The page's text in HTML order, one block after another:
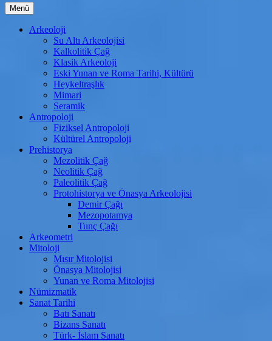
Menü İçeriğe
atla
Arkeoloji
Su Altı Arkeolojisi
Kalkolitik Çağ
Klasik Arkeoloji
Eski Yunan ve Roma Tarihi, Kültürü
Heykeltraşlık
Mimari
Seramik
Antropoloji
Fiziksel Antropoloji
Kültürel Antropoloji
Prehistorya
Mezolitik Çağ
Neolitik Çağ
Paleolitik Çağ
Protohistorya ve Önasya Arkeolojisi
Demir Çağı
Mezopotamya
Tunç Çağı
Arkeometri
Mitoloji
Mısır Mitolojisi
Önasya Mitolojisi
Yunan ve Roma Mitolojisi
Nümizmatik
Sanat Tarihi
Batı Sanatı
Bizans Sanatı
Türk- İslam Sanatı